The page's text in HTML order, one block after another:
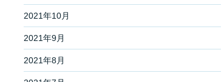
2021年10月
2021年9月
2021年8月